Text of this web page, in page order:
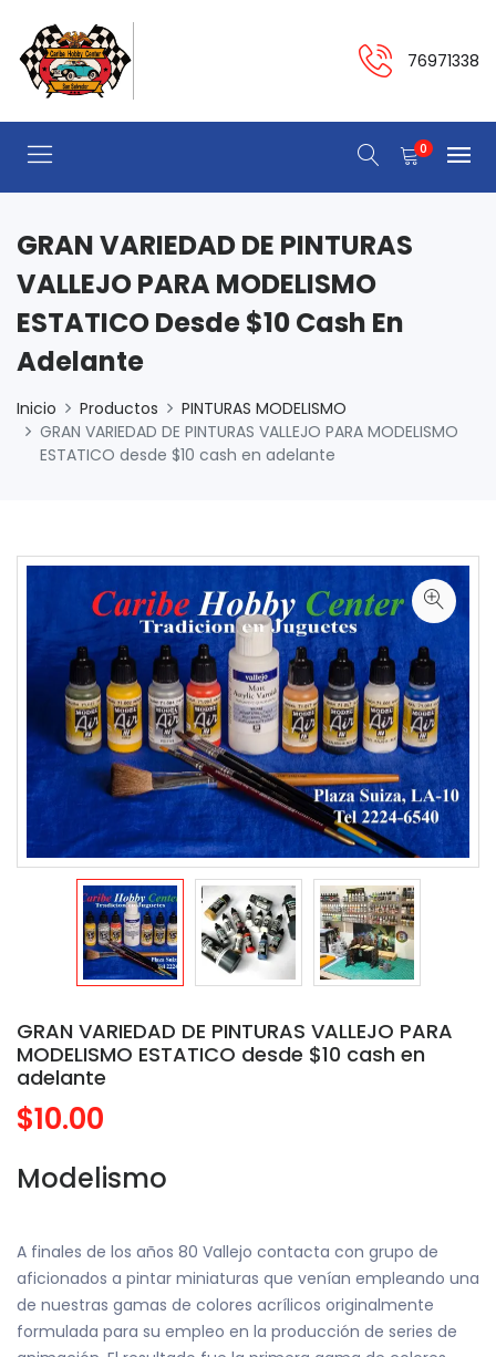
76971338
0
GRAN VARIEDAD DE PINTURAS
VALLEJO PARA MODELISMO
ESTATICO Desde $10 Cash En
Adelante
Inicio Productos
PINTURAS MODELISMO
GRAN VARIEDAD DE PINTURAS VALLEJO PARA MODELISMO
ESTATICO desde $10 cash en adelante
GRAN VARIEDAD DE PINTURAS VALLEJO PARA
MODELISMO ESTATICO desde $10 cash en
adelante
$10.00
Modelismo
A finales de los años 80 Vallejo contacta con grupo de
aficionados a pintar miniaturas que venían empleando una
de nuestras gamas de colores acrílicos originalmente
formulada para su empleo en la producción de series de